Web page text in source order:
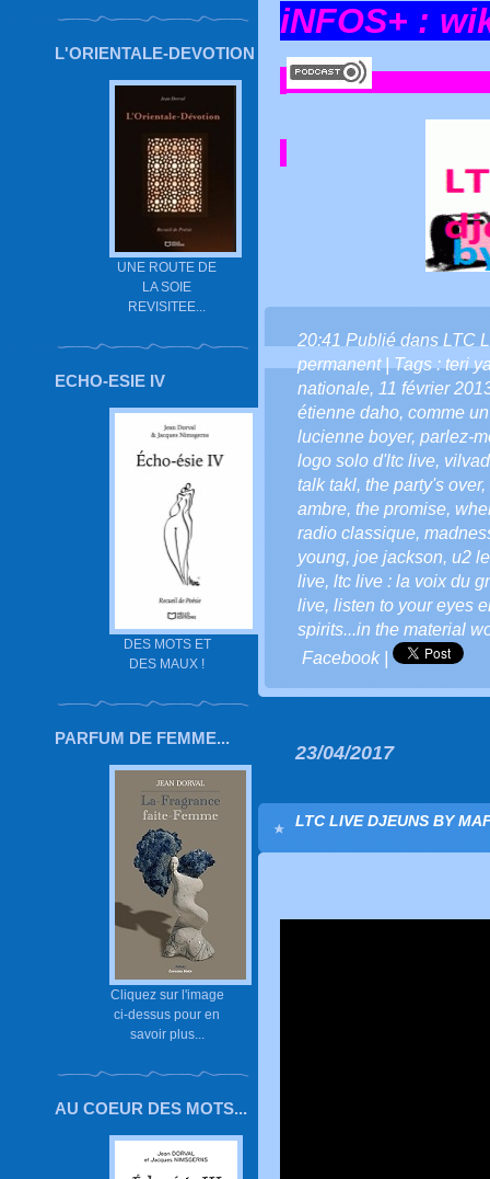
L'ORIENTALE-DEVOTION
UNE ROUTE DE
LA SOIE
REVISITEE...
ECHO-ESIE IV
DES MOTS ET
DES MAUX !
PARFUM DE FEMME...
Cliquez sur l'image
ci-dessus pour en
savoir plus...
AU COEUR DES MOTS...
iNFOS+ :
20:41 Publié dans LTC
permanent| Tags :teri
nationale, 11 février
étienne daho, comme
lucienne boyer, parlez-
logo solo d'ltc live,
talk takl, the party's over,
ambre, the promise,
radio classique,
young, joe jackson, u2
live, ltc live : la voix du
live, listen to your eyes
spirits...in the material
Facebook|
23/04/2017
LTC LIVE DJEUNS BY